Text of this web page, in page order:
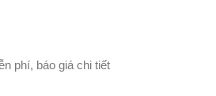
phí, báo giá chi tiết